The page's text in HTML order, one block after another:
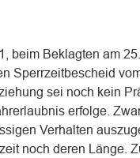
beim Beklagten am
Sperrzeitbescheid
sei noch kein
erfolge.
Verhalten
noch deren Länge.